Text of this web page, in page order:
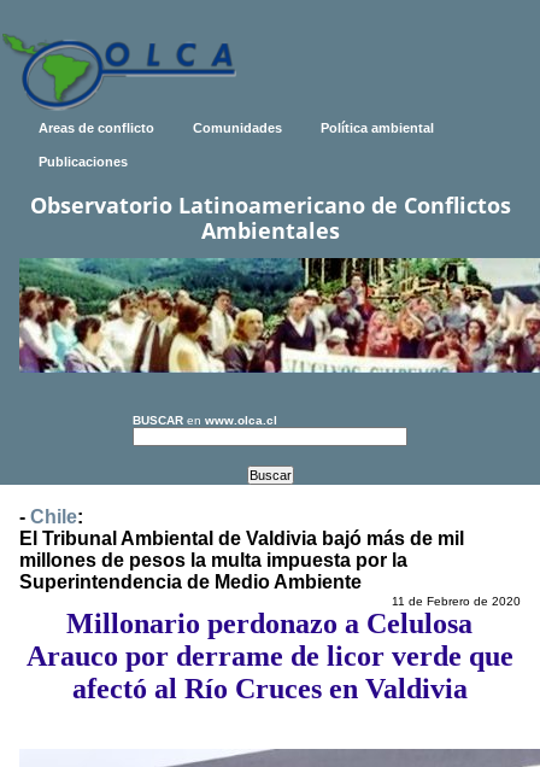
Areas de conflicto Comunidades Política ambiental
Publicaciones
Observatorio Latinoamericano de Conflictos
Ambientales
BUSCAR en www.olca.cl
- Chile:
El Tribunal Ambiental de Valdivia bajó más de mil
millones de pesos la multa impuesta por la
Superintendencia de Medio Ambiente
11 de Febrero de 2020
Millonario perdonazo a Celulosa
Arauco por derrame de licor verde que
afectó al Río Cruces en Valdivia